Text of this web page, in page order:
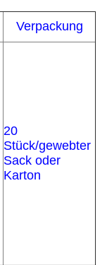
Verpackung
20
Stück/gewebter
Sack oder
Karton